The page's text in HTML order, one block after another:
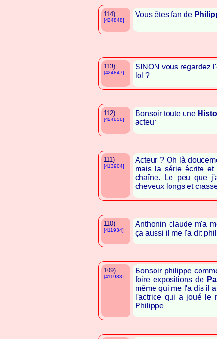
114)
[424848]
Vous êtes fan de
113)
[424847]
SINON vous regardez
lol ?
112)
[424838]
Bonsoir toute une
acteur
111)
[413904]
Acteur ? Oh là
mais la série écrite
chaîne. Le peu que
cheveux longs et
110)
[411934]
Anthonin claude m'a
ça aussi il me l'a dit
109)
[411933]
Bonsoir philippe
foire expositions de
même qui me l'a dis il
l'actrice qui a joué le
Philippe